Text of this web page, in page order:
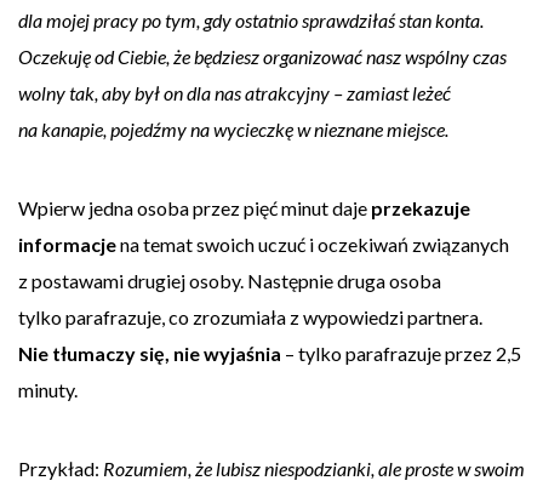
dla mojej pracy po tym, gdy ostatnio sprawdziłaś stan konta.
Oczekuję od Ciebie, że będziesz organizować nasz wspólny czas
wolny tak, aby był on dla nas atrakcyjny – zamiast leżeć
na kanapie, pojedźmy na wycieczkę w nieznane miejsce.
Wpierw jedna osoba przez pięć minut daje przekazuje
informacjena temat swoich uczuć i oczekiwań związanych
z postawami drugiej osoby. Następnie druga osoba
tylko parafrazuje, co zrozumiała z wypowiedzi partnera.
Nie tłumaczy się, nie wyjaśnia – tylko parafrazuje przez 2,5
minuty.
Przykład: Rozumiem, że lubisz niespodzianki, ale proste w swoim